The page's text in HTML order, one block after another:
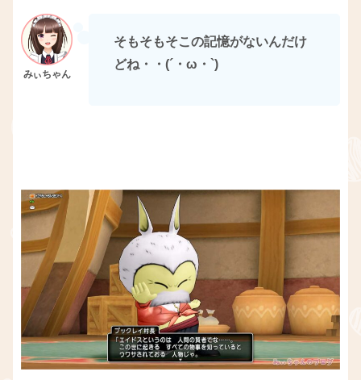
そもそもそこの記憶がないんだけ
どね・・(´・ω・`)